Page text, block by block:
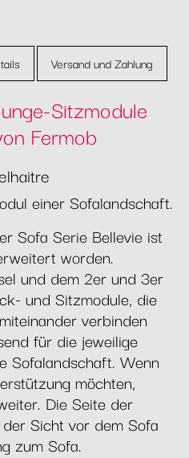
Versand und Zahlung
Sitzmodule
Fermob
einer Sofalandschaft.
Sofa Serie Bellevie ist
worden.
und dem 2er und 3er
und Sitzmodule, die
verbinden
für die jeweilige
Sofalandschaft. Wenn
möchten,
Die Seite der
Sicht vor dem Sofa
zum Sofa.